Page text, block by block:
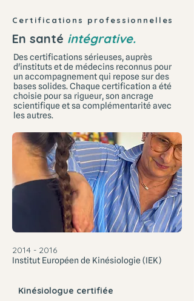
Certifications professionnelles
En santé intégrative.
Des certifications sérieuses, auprès
d'instituts et de médecins reconnus pour
un accompagnement qui repose sur des
bases solides. Chaque certification a été
choisie pour sa rigueur, son ancrage
scientifique et sa complémentarité avec
les autres.
2014 - 2016
Institut Européen de Kinésiologie (IEK)
Kinésiologue certifiée